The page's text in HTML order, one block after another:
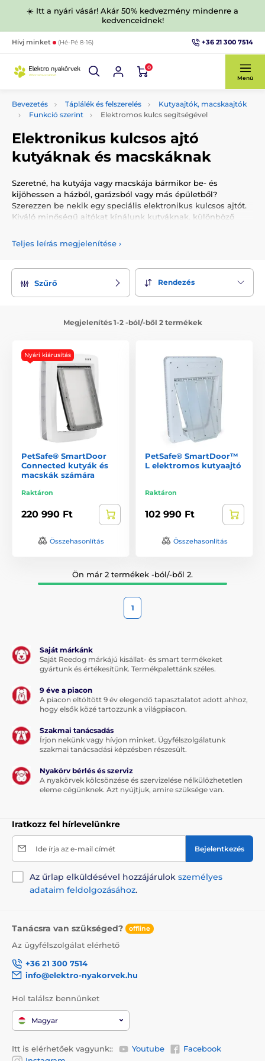
☀️ Itt a nyári vásár! Akár 50% kedvezmény mindenre a
kedvenceidnek!
Hívj minket (Hé-Pé 8-16) +36 21 300 7514
0
Menü
Bevezetés Táplálék és felszerelés
Kutyaajtók, macskaajtók
Funkció szerint
Elektromos kulcs segítségével
Elektronikus kulcsos ajtó
kutyáknak és macskáknak
Szeretné, ha kutyája vagy macskája bármikor be- és
kijöhessen a házból, garázsból vagy más épületből?
Szerezzen be nekik egy speciális elektronikus kulcsos ajtót.
Kiváló minőségű ajtókat kínálunk kutyáknak, különböző
Teljes leírás megjelenítése ›
Szűrő Rendezés
Megjelenítés 1-2 -ból/-ből 2 termékek
Nyári kiárusítás
PetSafe® SmartDoor
Connected kutyák és
macskák számára
Raktáron
220 990 Ft
Összehasonlítás
PetSafe® SmartDoor™
L elektromos kutyaajtó
Raktáron
102 990 Ft
Összehasonlítás
Ön már 2 termékek -ból/-ből 2.
1
Saját márkánk
Saját Reedog márkájú kisállat- és smart termékeket
gyártunk és értékesítünk. Termékpalettánk széles.
9 éve a piacon
A piacon eltöltött 9 év elegendő tapasztalatot adott ahhoz,
hogy elsők közé tartozzunk a világpiacon.
Szakmai tanácsadás
Írjon nekünk vagy hívjon minket. Ügyfélszolgálatunk
szakmai tanácsadási képzésben részesült.
Nyakörv bérlés és szerviz
A nyakörvek kölcsönzése és szervizelése nélkülözhetetlen
eleme cégünknek. Azt nyújtjuk, amire szüksége van.
Iratkozz fel hírlevelünkre
Ide írja az e-mail címét Bejelentkezés
Az űrlap elküldésével hozzájárulok személyes
adataim feldolgozásához.
Tanácsra van szükséged? offline
Az ügyfélszolgálat elérhető
+36 21 300 7514
info@elektro-nyakorvek.hu
Hol találsz bennünket
Magyar
Itt is elérhetőek vagyunk:: Youtube
Facebook